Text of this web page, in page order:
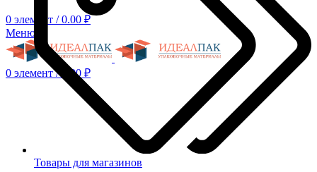
0 элемент / 0.00 ₽
Меню
0 элемент / 0.00 ₽
Товары для магазинов